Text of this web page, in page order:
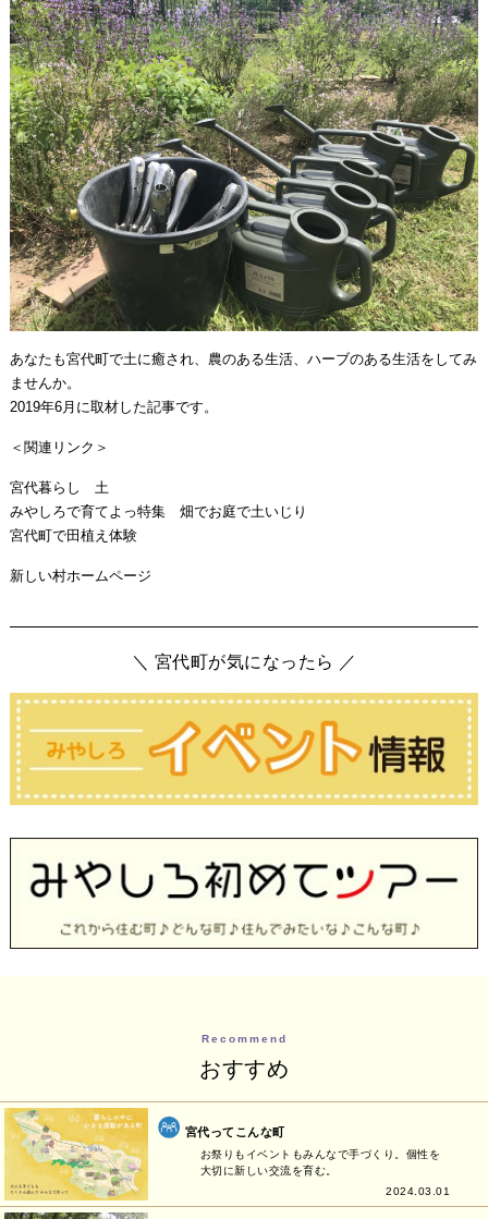
あなたも宮代町で土に癒され、農のある生活、ハーブのある生活をしてみ
ませんか。
2019年6月に取材した記事です。
＜関連リンク＞
宮代暮らし 土
みやしろで育てよっ特集 畑でお庭で土いじり
宮代町で田植え体験
新しい村ホームページ
＼ 宮代町が気になったら ／
Recommend
おすすめ
宮代ってこんな町
お祭りもイベントもみんなで手づくり。個性を
大切に新しい交流を育む。
2024.03.01